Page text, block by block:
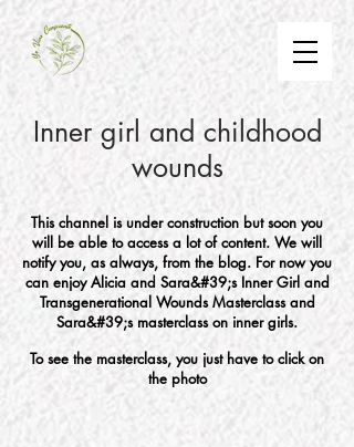
Inner girl and childhood
wounds
This channel is under construction but soon you
will be able to access a lot of content. We will
notify you, as always, from the blog. For now you
can enjoy Alicia and Sara&#39;s Inner Girl and
Transgenerational Wounds Masterclass and
Sara&#39;s masterclass on inner girls.
To see the masterclass, you just have to click on
the photo